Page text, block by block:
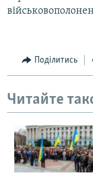
Поділитись
Читайте